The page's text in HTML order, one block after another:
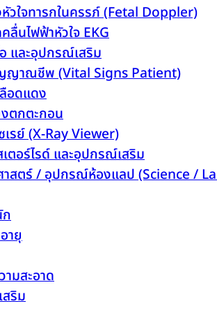
วใจทารกในครรภ์ (Fetal Doppler)
ลื่นไฟฟ้าหัวใจ EKG
และอุปกรณ์เสริม
ญาณชีพ (Vital Signs Patient)
อดแดง
ตกตะกอน
รย์ (X-Ray Viewer)
ตอร์ไรด์ และอุปกรณ์เสริม
สตร์ / อุปกรณ์ห้องแลป (Science /
ก
ายุ
มสะอาด
สริม